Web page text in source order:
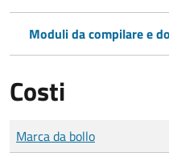
Moduli da compilare e
Costi
Tipo di pagamento
Importo
Marca da bollo